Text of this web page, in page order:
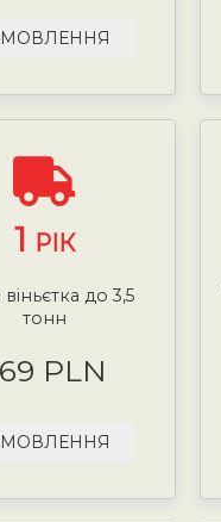
1 РІК
віньєтка до 3,5
тонн
PLN